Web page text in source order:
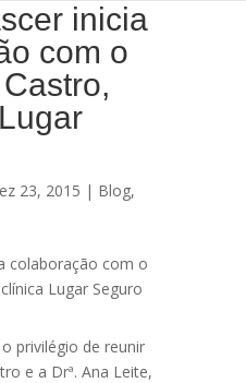
inicia
com o
23, 2015 | Blog,
privilégio de reunir
e a Drª. Ana Leite,